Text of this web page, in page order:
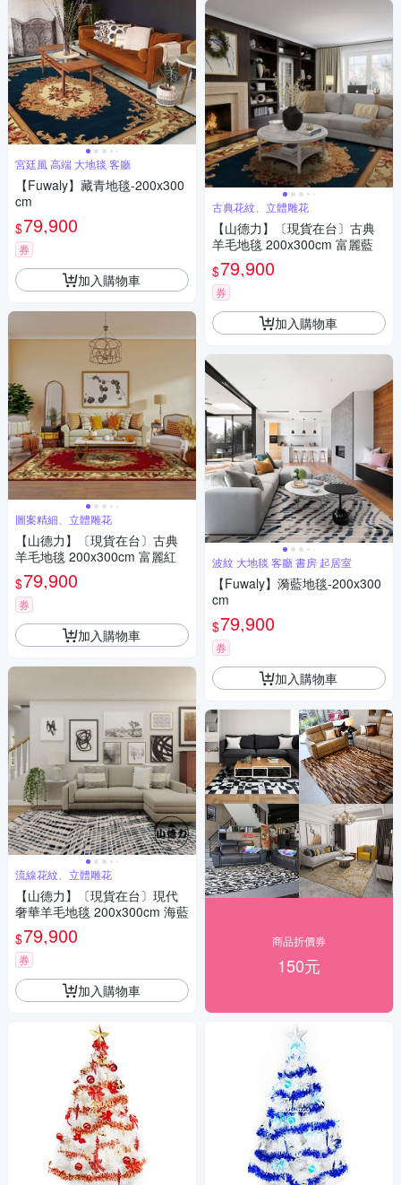
宮廷風 高端 大地毯 客廳
【Fuwaly】藏青地毯-200x300
cm
$79,900
券
加入購物車
圖案精細、立體雕花
【山德力】〔現貨在台〕古典
羊毛地毯 200x300cm 富麗紅
$79,900
券
加入購物車
流線花紋、立體雕花
【山德力】〔現貨在台〕現代
奢華羊毛地毯 200x300cm 海藍
$79,900
券
加入購物車
古典花紋、立體雕花
【山德力】〔現貨在台〕古典
羊毛地毯 200x300cm 富麗藍
$79,900
券
加入購物車
波紋 大地毯 客廳 書房 起居室
【Fuwaly】漪藍地毯-200x300
cm
$79,900
券
加入購物車
商品折價券
150元